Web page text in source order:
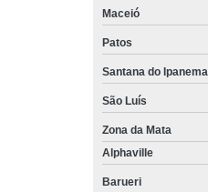
Maceió
Patos
Santana do Ipanema
São Luís
Zona da Mata
Alphaville
Barueri